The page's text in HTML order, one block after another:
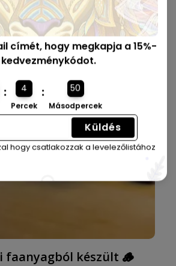
méretre szabva, ajándékba
küldhető.
faanyagból készült 🪵
címét, hogy megkapja a 15%-
: 4
Percek
: 49
Másodpercek
Küldés
hogy csatlakozzak a levelezőlistához